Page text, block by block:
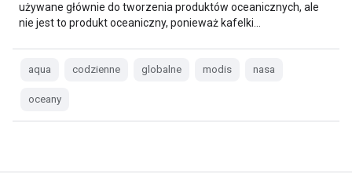
używane głównie do tworzenia produktów oceanicznych, ale
nie jest to produkt oceaniczny, ponieważ kafelki…
aqua codzienne globalne modis nasa
oceany